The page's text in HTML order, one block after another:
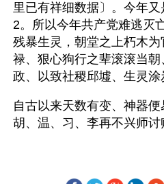
里已有祥细数据〕。今年
2。所以今年共产党难逃灭
残暴生灵，朝堂之上朽木
禄、狠心狗行之辈滚滚当
政、以致社稷邱墟、生灵涂
自古以来天数有变、神器